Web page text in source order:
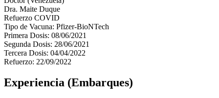
Dra. Maite Duque
Refuerzo COVID
Tipo de Vacuna: Pfizer-BioNTech
Primera Dosis: 08/06/2021
Segunda Dosis: 28/06/2021
Tercera Dosis: 04/04/2022
Refuerzo: 22/09/2022
Experiencia (Embarques)